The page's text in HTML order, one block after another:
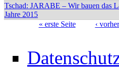
Tschad: JARABE – Wir bauen das
Jahre 2015
« erste Seite ‹